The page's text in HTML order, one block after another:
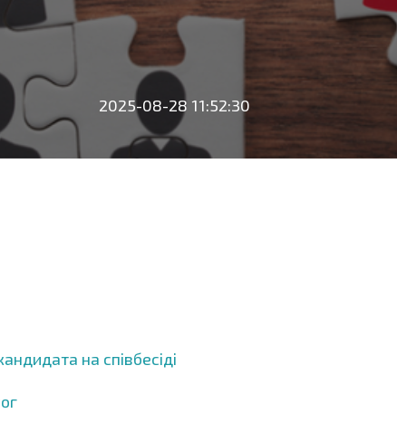
2025-08-28 11:52:30
на співбесіді